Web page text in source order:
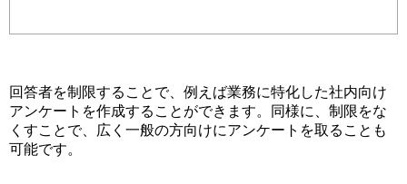
回答者を制限することで、例えば業務に特化した社内向け
アンケートを作成することができます。同様に、制限をな
くすことで、広く一般の方向けにアンケートを取ることも
可能です。